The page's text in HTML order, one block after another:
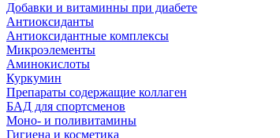
Добавки и витаминны при диабете
Антиоксиданты
Антиоксидантные комплексы
Микроэлементы
Аминокислоты
Куркумин
Препараты содержащие коллаген
БАД для спортсменов
Моно- и поливитамины
Гигиена и косметика